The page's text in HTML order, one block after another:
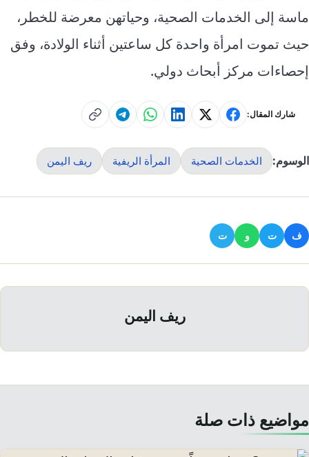
ماسة إلى الخدمات الصحية، وحياتهن معرضة للخطر،
حيث تموت امرأة واحدة كل ساعتين أثناء الولادة، وفق
إحصاءات مركز أبحاث دولي.
شارك المقال:
الوسوم: الخدمات الصحية المرأة الريفية ريف اليمن
ف ت و ت
ريف اليمن
مواضيع ذات صلة